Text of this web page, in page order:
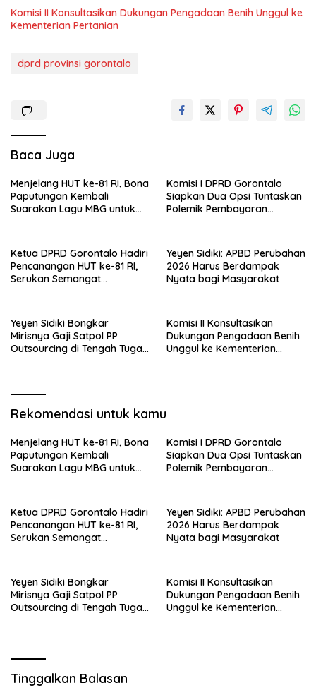
Komisi II Konsultasikan Dukungan Pengadaan Benih Unggul ke
Kementerian Pertanian
dprd provinsi gorontalo
Baca Juga
Menjelang HUT ke-81 RI, Bona
Paputungan Kembali
Suarakan Lagu MBG untuk
Komisi I DPRD Gorontalo
Siapkan Dua Opsi Tuntaskan
Polemik Pembayaran
Ketua DPRD Gorontalo Hadiri
Pencanangan HUT ke-81 RI,
Serukan Semangat
Yeyen Sidiki: APBD Perubahan
2026 Harus Berdampak
Nyata bagi Masyarakat
Yeyen Sidiki Bongkar
Mirisnya Gaji Satpol PP
Outsourcing di Tengah Tugas
Komisi II Konsultasikan
Dukungan Pengadaan Benih
Unggul ke Kementerian
Rekomendasi untuk kamu
Menjelang HUT ke-81 RI, Bona
Paputungan Kembali
Suarakan Lagu MBG untuk
Komisi I DPRD Gorontalo
Siapkan Dua Opsi Tuntaskan
Polemik Pembayaran
Ketua DPRD Gorontalo Hadiri
Pencanangan HUT ke-81 RI,
Serukan Semangat
Yeyen Sidiki: APBD Perubahan
2026 Harus Berdampak
Nyata bagi Masyarakat
Yeyen Sidiki Bongkar
Mirisnya Gaji Satpol PP
Outsourcing di Tengah Tugas
Komisi II Konsultasikan
Dukungan Pengadaan Benih
Unggul ke Kementerian
Tinggalkan Balasan